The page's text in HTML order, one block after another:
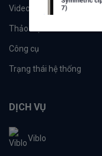
Videos
Thảo luận
Công cụ
Trạng thái hệ thống
DỊCH VỤ
Viblo